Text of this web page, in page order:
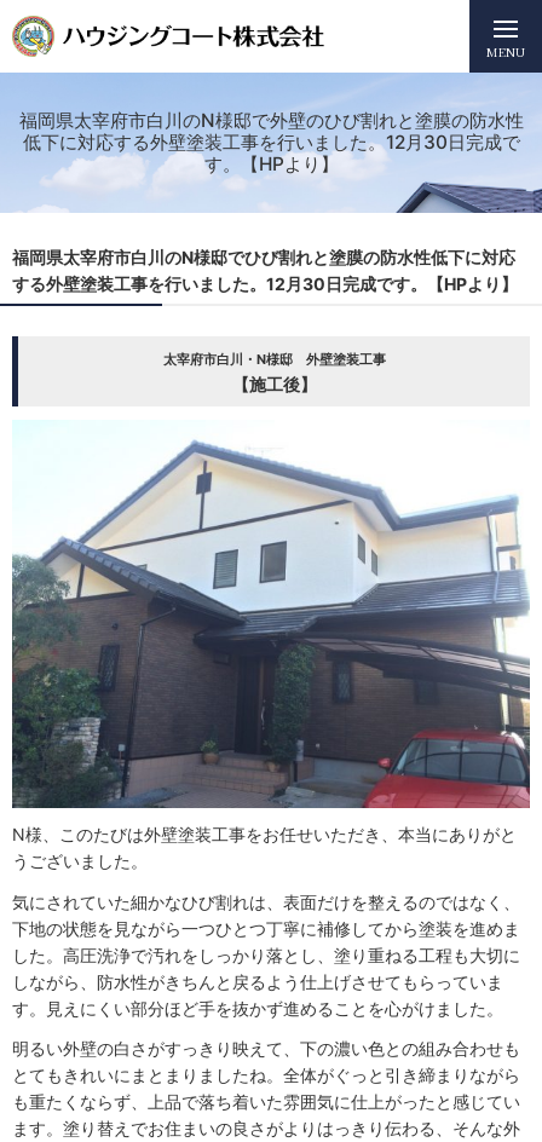
MENU
福岡県太宰府市白川のN様邸で外壁のひび割れと塗膜の防水性
低下に対応する外壁塗装工事を行いました。12月30日完成で
す。【HPより】
福岡県太宰府市白川のN様邸でひび割れと塗膜の防水性低下に対応
する外壁塗装工事を行いました。12月30日完成です。【HPより】
太宰府市白川・N様邸 外壁塗装工事
【施工後】
N様、このたびは外壁塗装工事をお任せいただき、本当にありがと
うございました。
気にされていた細かなひび割れは、表面だけを整えるのではなく、
下地の状態を見ながら一つひとつ丁寧に補修してから塗装を進めま
した。高圧洗浄で汚れをしっかり落とし、塗り重ねる工程も大切に
しながら、防水性がきちんと戻るよう仕上げさせてもらっていま
す。見えにくい部分ほど手を抜かず進めることを心がけました。
明るい外壁の白さがすっきり映えて、下の濃い色との組み合わせも
とてもきれいにまとまりましたね。全体がぐっと引き締まりながら
も重たくならず、上品で落ち着いた雰囲気に仕上がったと感じてい
ます。塗り替えでお住まいの良さがよりはっきり伝わる、そんな外